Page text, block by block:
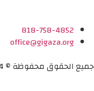
818-758-4852
office@gigaza.org
جميع الحقوق محفوظة © 2024